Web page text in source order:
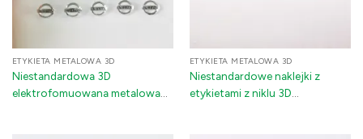
ETYKIETA METALOWA 3D
Niestandardowa 3D
elektrofomuowana metalowa
ETYKIETA METALOWA 3D
Niestandardowe naklejki z
etykietami z niklu 3D